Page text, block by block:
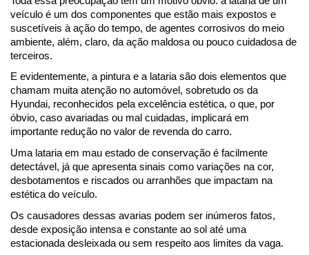
veículo é um dos componentes que estão mais expostos e
suscetíveis à ação do tempo, de agentes corrosivos do meio
ambiente, além, claro, da ação maldosa ou pouco cuidadosa de
terceiros.
E evidentemente, a pintura e a lataria são dois elementos que
chamam muita atenção no automóvel, sobretudo os da
Hyundai, reconhecidos pela excelência estética, o que, por
óbvio, caso avariadas ou mal cuidadas, implicará em
importante redução no valor de revenda do carro.
Uma lataria em mau estado de conservação é facilmente
detectável, já que apresenta sinais como variações na cor,
desbotamentos e riscados ou arranhões que impactam na
estética do veículo.
Os causadores dessas avarias podem ser inúmeros fatos,
desde exposição intensa e constante ao sol até uma
estacionada desleixada ou sem respeito aos limites da vaga.